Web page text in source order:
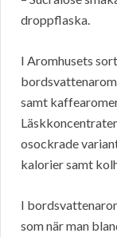
droppflaska.
I Aromhusets
samt
osockrade
kalorier samt
I
som när man